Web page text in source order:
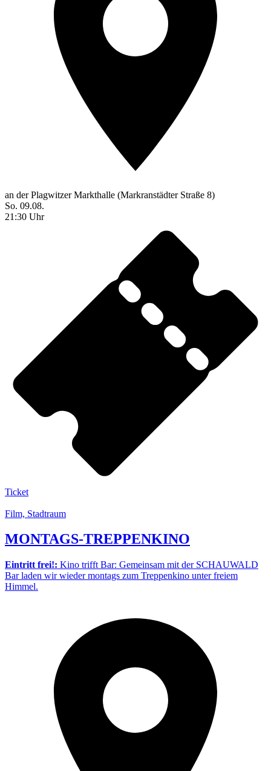
an der Plagwitzer Markthalle (Markranstädter Straße 8)
So. 09.08.
21:30 Uhr
Ticket
Film, Stadtraum
MONTAGS-TREPPENKINO
Eintritt frei!: Kino trifft Bar: Gemeinsam mit der SCHAUWALD
Bar laden wir wieder montags zum Treppenkino unter freiem
Himmel.